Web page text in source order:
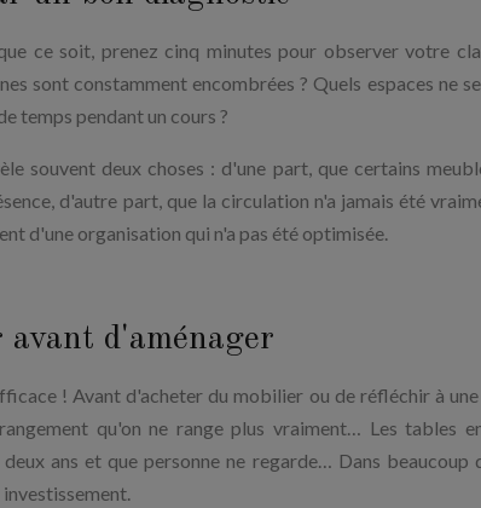
ce soit, prenez cinq minutes pour observer votre
sont constamment encombrées ? Quels espaces ne
temps pendant un cours ?
souvent deux choses : d'une part, que certains
d'autre part, que la circulation n'a jamais été
d'une organisation qui n'a pas été optimisée.
avant d'aménager
! Avant d'acheter du mobilier ou de réfléchir à
qu'on ne range plus vraiment… Les tables
ans et que personne ne regarde… Dans beaucoup
investissement.